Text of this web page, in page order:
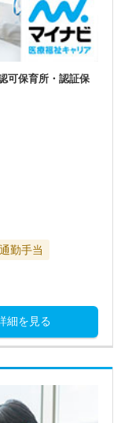
可保育所・認証保
通勤手当
細を見る